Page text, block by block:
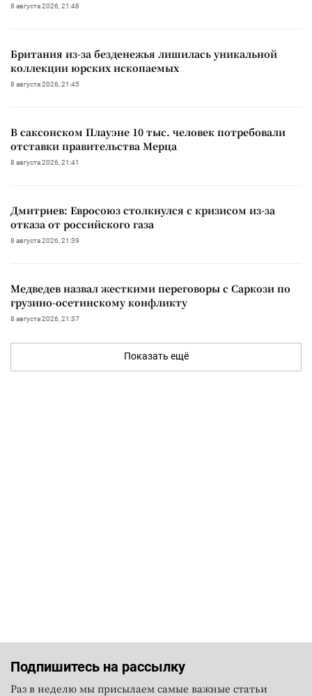
8 августа 2026, 21:48
Британия из-за безденежья лишилась уникальной
коллекции юрских ископаемых
8 августа 2026, 21:45
В саксонском Плауэне 10 тыс. человек потребовали
отставки правительства Мерца
8 августа 2026, 21:41
Дмитриев: Евросоюз столкнулся с кризисом из-за
отказа от российского газа
8 августа 2026, 21:39
Медведев назвал жесткими переговоры с Саркози по
грузино-осетинскому конфликту
8 августа 2026, 21:37
Показать ещё
Подпишитесь на рассылку
Раз в неделю мы присылаем самые важные статьи